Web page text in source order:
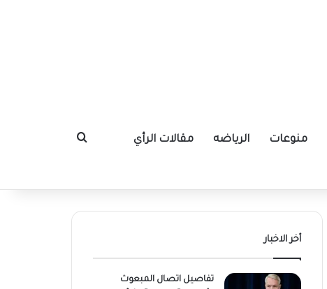
منوعات الرياضه مقالات الرأي بحث عن
أخر الاخبار
تفاصيل اتصال المبعوث